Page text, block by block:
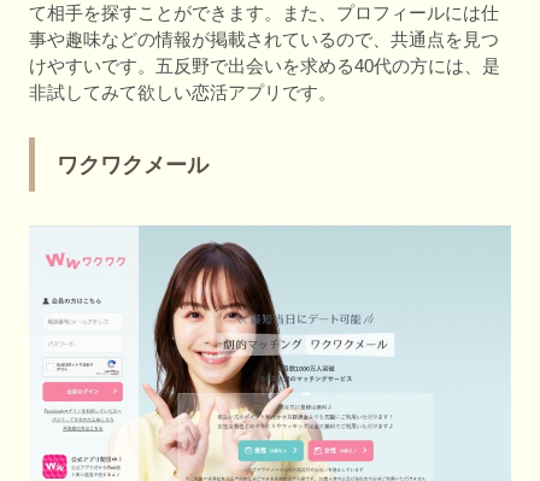
て相手を探すことができます。また、プロフィールには仕
事や趣味などの情報が掲載されているので、共通点を見つ
けやすいです。五反野で出会いを求める40代の方には、是
非試してみて欲しい恋活アプリです。
ワクワクメール